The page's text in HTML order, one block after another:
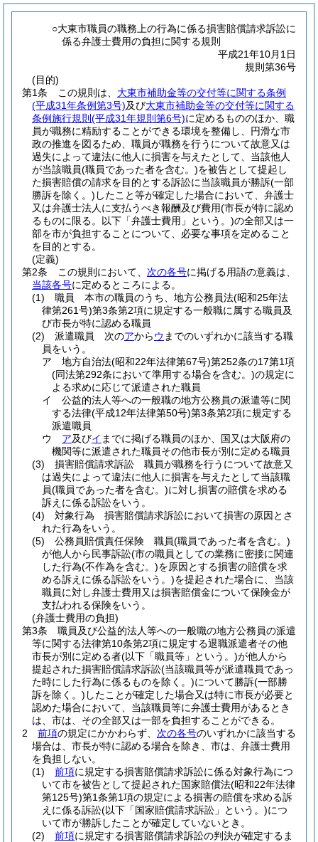
○大東市職員の職務上の行為に係る損害賠償請求訴訟に
係る弁護士費用の負担に関する規則
平成21年10月1日
規則第36号
(目的)
第1条
この規則は、 大東市補助金等の交付等に関する条例
(平成31年条例第3号)及び大東市補助金等の交付等に関する
条例施行規則 (平成31年規則第6号)に定めるもののほか、職
員が職務に精励することができる環境を整備し、円滑な市
政の推進を図るため、職員が職務を行うについて故意又は
過失によって違法に他人に損害を与えたとして、当該他人
が当該職員(職員であった者を含む。)を被告として提起し
た損害賠償の請求を目的とする訴訟に当該職員が勝訴(一部
勝訴を除く。) したこと等が確定した場合において、弁護士
又は弁護士法人に支払うべき報酬及び費用(市長が特に認め
るものに限る。以下「弁護士費用」という。)の全部又は一
部を市が負担することについて、必要な事項を定めること
を目的とする。
(定義)
第2条
この規則において、 次の各号に掲げる用語の意義は、
当該各号に定めるところによる。
(1)
職員 本市の職員のうち、地方公務員法(昭和25年法
律第261号)第3条第2項に規定する一般職に属する職員及
び市長が特に認める職員
(2)
派遣職員 次のアからウ までのいずれかに該当する職
員をいう。
ア
地方自治法(昭和22年法律第67号)第252条の17第1項
(同法第292条において準用する場合を含む。)の規定に
よる求めに応じて派遣された職員
イ
公益的法人等への一般職の地方公務員の派遣等に関
する法律(平成12年法律第50号)第3条第2項に規定する
派遣職員
ウ
ア及びイ までに掲げる職員のほか、国又は大阪府の
機関等に派遣された職員その他市長が別に定める職員
(3)
損害賠償請求訴訟 職員が職務を行うについて故意又
は過失によって違法に他人に損害を与えたとして当該職
員(職員であった者を含む。)に対し損害の賠償を求める
訴えに係る訴訟をいう。
(4)
対象行為 損害賠償請求訴訟において損害の原因とさ
れた行為をいう。
(5)
公務員賠償責任保険 職員(職員であった者を含む。)
が他人から民事訴訟(市の職員としての業務に密接に関連
した行為(不作為を含む。)を原因とする損害の賠償を求
める訴えに係る訴訟をいう。)を提起された場合に、当該
職員に対し弁護士費用又は損害賠償金について保険金が
支払われる保険をいう。
(弁護士費用の負担)
第3条
職員及び公益的法人等への一般職の地方公務員の派遣
等に関する法律第10条第2項に規定する退職派遣者その他
市長が別に定める者(以下「職員等」という。)が他人から
提起された損害賠償請求訴訟(当該職員等が派遣職員であっ
た時にした行為に係るものを除く。)について勝訴(一部勝
訴を除く。) したことが確定した場合又は特に市長が必要と
認めた場合において、当該職員等に弁護士費用があるとき
は、市は、その全部又は一部を負担することができる。
2
前項の規定にかかわらず、 次の各号のいずれかに該当する
場合は、市長が特に認める場合を除き、市は、弁護士費用
を負担しない。
(1)
前項に規定する損害賠償請求訴訟に係る対象行為につ
いて市を被告として提起された国家賠償法(昭和22年法律
第125号)第1条第1項の規定による損害の賠償を求める訴
えに係る訴訟(以下「国家賠償請求訴訟」という。)につ
いて市が勝訴したことが確定していないとき。
(2)
前項に規定する損害賠償請求訴訟の判決が確定するま